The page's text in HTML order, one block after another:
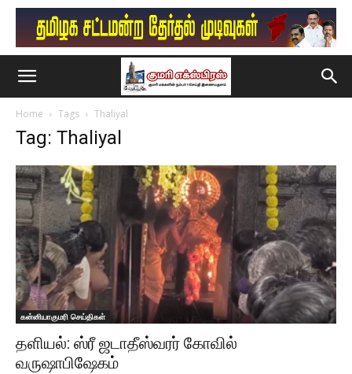
Home Tags Thaliyal
Tag: Thaliyal
கன்னியாகுமரி செய்திகள்
தளியல்: ஸ்ரீ ஜடாதீஸ்வரர் கோவில்
வருஷாபிஷேகம்